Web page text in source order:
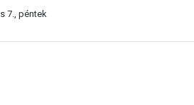
7., péntek